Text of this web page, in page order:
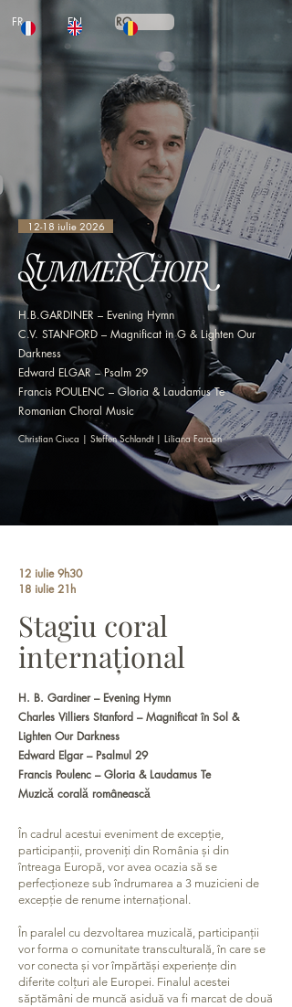
FR EN RO
12-18 iulie 2026
H.B.GARDINER – Evening Hymn
C.V. STANFORD – Magnificat in G & Lighten Our
Darkness
Edward ELGAR – Psalm 29
Francis POULENC – Gloria & Laudamus Te
Romanian Choral Music
Christian Ciuca | Steffen Schlandt | Liliana Faraon
12 iulie 9h30
18 iulie 21h
Stagiu coral
internațional
H. B. Gardiner – Evening Hymn
Charles Villiers Stanford – Magnificat în Sol &
Lighten Our Darkness
Edward Elgar – Psalmul 29
Francis Poulenc – Gloria & Laudamus Te
Muzică corală românească
În cadrul acestui eveniment de excepție,
participanții, proveniți din România și din
întreaga Europă, vor avea ocazia să se
perfecționeze sub îndrumarea a 3 muzicieni de
excepție de renume internațional.
În paralel cu dezvoltarea muzicală, participanții
vor forma o comunitate transculturală, în care se
vor conecta și vor împărtăși experiențe din
diferite colțuri ale Europei. Finalul acestei
săptămâni de muncă asiduă va fi marcat de două